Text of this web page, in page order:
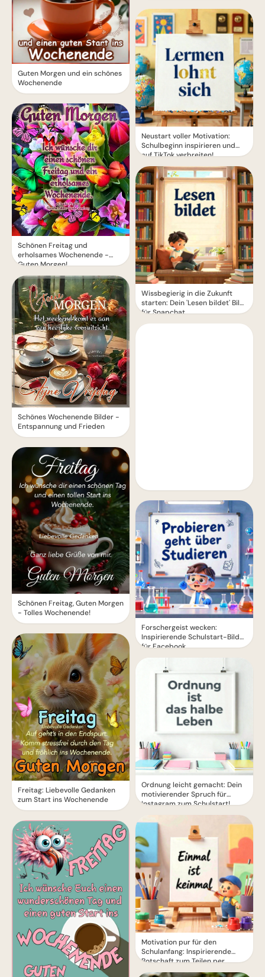
Guten Morgen und ein schönes
Wochenende
Schönen Freitag und
erholsames Wochenende -
Guten Morgen!
Schönes Wochenende Bilder -
Entspannung und Frieden
Schönen Freitag, Guten Morgen
- Tolles Wochenende!
Freitag: Liebevolle Gedanken
zum Start ins Wochenende
Neustart voller Motivation:
Schulbeginn inspirieren und
auf TikTok verbreiten!
Wissbegierig in die Zukunft
starten: Dein 'Lesen bildet' Bild
für Snapchat
Forschergeist wecken:
Inspirierende Schulstart-Bilder
für Facebook
Ordnung leicht gemacht: Dein
motivierender Spruch für
Instagram zum Schulstart!
Motivation pur für den
Schulanfang: Inspirierende
Botschaft zum Teilen per
WhatsApp!